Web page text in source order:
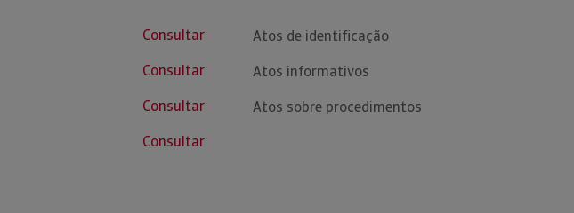
Consultar
Consultar
Consultar
Consultar
Atos de identificação
Atos informativos
Atos sobre procedimentos